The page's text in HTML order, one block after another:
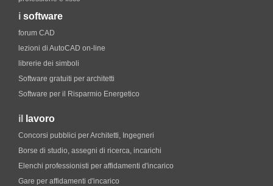
i software
forum CAD
lezioni di AutoCAD on-line
librerie dei simboli
Software gratuiti per architetti
Software per il Risparmio Energetico
il lavoro
Concorsi pubblici per Architetti, Ingegneri
Borse di studio, assegni di ricerca, incarichi
Elenchi professionisti per affidamenti d'incarico
Gare per affidamenti d'incarico